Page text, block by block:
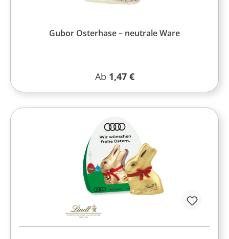
Gubor Osterhase – neutrale Ware
Regulärer Preis:
Ab 1,47 €